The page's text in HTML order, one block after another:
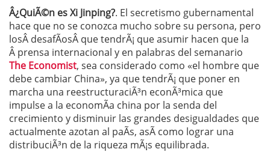
Â¿QuiÃ©n es Xi Jinping?. El secretismo gubernamental
hace que no se conozca mucho sobre su persona, pero
losÂ desafÃ­osÂ que tendrÃ¡ que asumir hacen que la
Â prensa internacional y en palabras del semanario
The Economist, sea considerado como «el hombre que
debe cambiar China», ya que tendrÃ¡ que poner en
marcha una reestructuraciÃ³n econÃ³mica que
impulse a la economÃ­a china por la senda del
crecimiento y disminuir las grandes desigualdades que
actualmente azotan al paÃ­s, asÃ­ como lograr una
distribuciÃ³n de la riqueza mÃ¡s equilibrada.